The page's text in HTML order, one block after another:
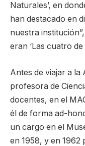
Naturales’, en
han destacado en
nuestra
eran ‘Las cuatro
Antes de viajar a
profesora de
docentes, en el
él de forma ad-
un cargo en el
en 1958, y en 1962